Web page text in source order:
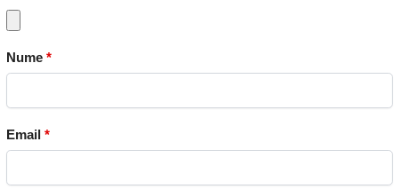
Nume *
Email *